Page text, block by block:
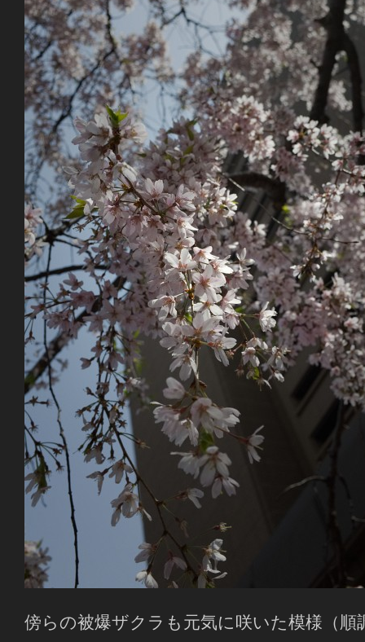
傍らの被爆ザクラも元気に咲いた模様（順